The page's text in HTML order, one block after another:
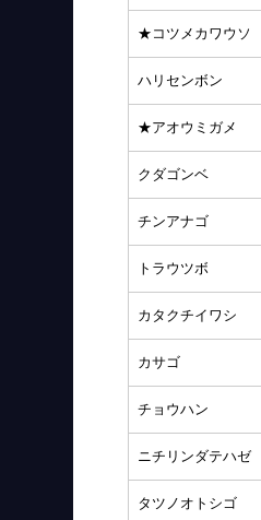
★コツメカワウソ
ハリセンボン
★アオウミガメ
クダゴンベ
チンアナゴ
トラウツボ
カタクチイワシ
カサゴ
チョウハン
ニチリンダテハゼ
タツノオトシゴ